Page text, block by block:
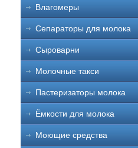
Влагомеры
Сепараторы для молока
Сыроварни
Молочные такси
Пастеризаторы молока
Ёмкости для молока
Моющие средства